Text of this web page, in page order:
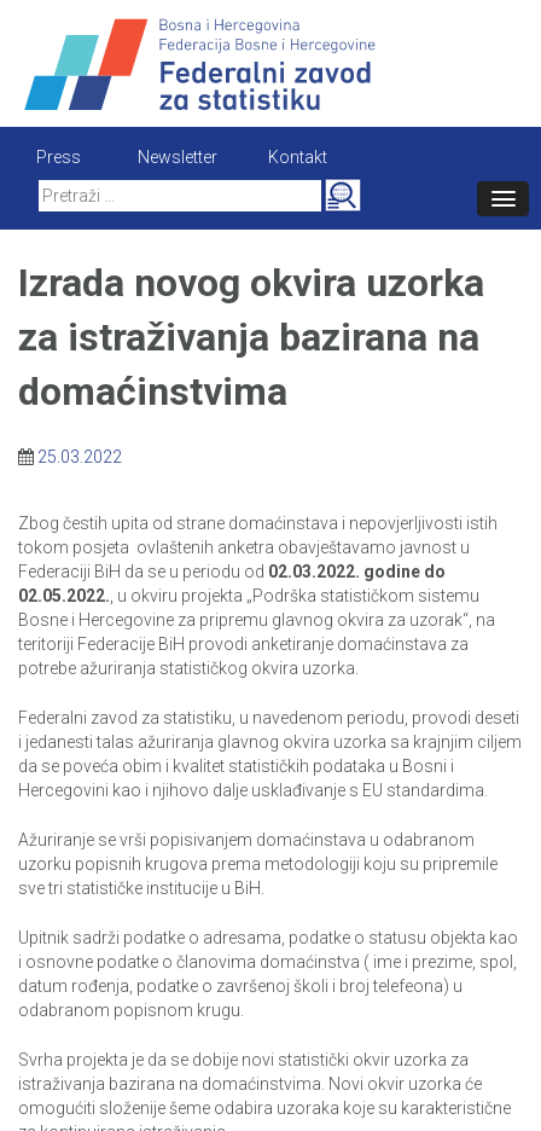
content
Press Newsletter
Kontakt
Search
for:
Izrada novog okvira uzorka
za istraživanja bazirana na
domaćinstvima
25.03.2022
Zbog čestih upita od strane domaćinstava i nepovjerljivosti istih
tokom posjeta ovlaštenih anketra obavještavamo javnost u
Federaciji BiH da se u periodu od 02.03.2022. godine do
02.05.2022. , u okviru projekta „Podrška statističkom sistemu
Bosne i Hercegovine za pripremu glavnog okvira za uzorak“, na
teritoriji Federacije BiH provodi anketiranje domaćinstava za
potrebe ažuriranja statističkog okvira uzorka.
Federalni zavod za statistiku, u navedenom periodu, provodi deseti
i jedanesti talas ažuriranja glavnog okvira uzorka sa krajnjim ciljem
da se poveća obim i kvalitet statističkih podataka u Bosni i
Hercegovini kao i njihovo dalje usklađivanje s EU standardima.
Ažuriranje se vrši popisivanjem domaćinstava u odabranom
uzorku popisnih krugova prema metodologiji koju su pripremile
sve tri statističke institucije u BiH.
Upitnik sadrži podatke o adresama, podatke o statusu objekta kao
i osnovne podatke o članovima domaćinstva ( ime i prezime, spol,
datum rođenja, podatke o završenoj školi i broj telefeona) u
odabranom popisnom krugu.
Svrha projekta je da se dobije novi statistički okvir uzorka za
istraživanja bazirana na domaćinstvima. Novi okvir uzorka će
omogućiti složenije šeme odabira uzoraka koje su karakteristične